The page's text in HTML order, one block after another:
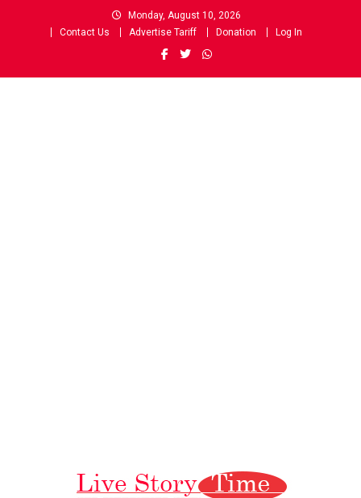
Monday, August 10, 2026
Contact Us
Advertise Tariff Donation Log In